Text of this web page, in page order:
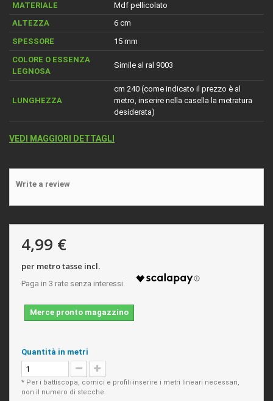
MATERIALE
Mdf pellicolato
ALTEZZA
6 cm
SPESSORE
15 mm
COLORE O ESSENZA
LEGNOSA
Simile al ral 9003
LUNGHEZZA
cm 240 (come indicato il prezzo è al
metro, inserire nella casella la metratura
desiderata)
VEDI MAGGIORI DETTAGLI
Write a review
4,99 €
per metro tasse incl.
Merce pronto magazzino
Quantità in metri
* Per i battiscopa, cornici e profili inserire i metri lineari necessari,
non il numero di stecche.